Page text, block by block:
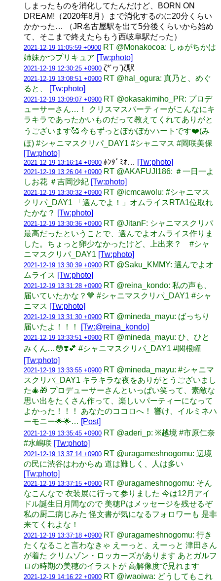
しまったものを消化してたんだけど、BORN ON
DREAM!（2020年8月）まで消化するのに20分くらい
かかった… （JR名古屋駅を出て5分後くらいから始め
て、そこまで終えたらもう西岐阜駅だった）
2021-12-19 11:05:59 +0900 RT @Monakocoa: しゅがちかは
姉妹かつプリキュア [Tw:photo]
2021-12-19 12:30:25 +0900 ζ*'ヮ')ζ駅
2021-12-19 13:08:51 +0900 RT @hal_ogura: 真乃と、めぐ
ると、
[Tw:photo]
2021-12-19 13:09:07 +0900 RT @okasakimiho_PR: プロデ
ューサーさん…！ クリスマスパーティーがこんなにキ
ラキラであったかいものだって教えてくれてありがと
うございます🥰 今もずっとぽかぽかハートです❤️(み
ほ) #シャニマスクリパ_DAY1 #シャニマス #岡咲美保
[Tw:photo]
2021-12-19 13:16:14 +0900 ﾎﾝﾀﾞﾐｵ… [Tw:photo]
2021-12-19 13:26:04 +0900 RT @AKAFUJI186: ＃一日一よ
しお花 ＃吉岡沙紀 [Tw:photo]
2021-12-19 13:30:32 +0900 RT @icmcawolu: #シャニマス
クリパ_DAY1 「選んでよ！」オムライスRTA1位取れ
たかな？ [Tw:photo]
2021-12-19 13:30:36 +0900 RT @JitanF: シャニマスクリパ
最高だったということで、選んでよオムライス作りま
した。ちょっと卵少なかったけど、上出来？ #シャ
ニマスクリパ_DAY1 [Tw:photo]
2021-12-19 13:30:39 +0900 RT @Saku_KMMY: 選んでよオ
ムライス [Tw:photo]
2021-12-19 13:31:28 +0900 RT @reina_kondo: 私の声も、
届いていたかな？💙 #シャニマスクリパ_DAY1 #シャ
ニマス [Tw:photo]
2021-12-19 13:31:30 +0900 RT @mineda_mayu: ばっちり
届いたよ！！！
[Tw:@reina_kondo]
2021-12-19 13:33:51 +0900 RT @mineda_mayu: ひ、ひと
みくん…😳❣️💕 #シャニマスクリパ_DAY1 #関根瞳
[Tw:photo]
2021-12-19 13:33:55 +0900 RT @mineda_mayu: #シャニマ
スクリパ_DAY1 キラキラな夜をありがとうございまし
た🎄🎁 プロデューサーさんといっぱい笑って、素敵な
思い出をたくさん作って、楽しいパーティーになって
よかった！！！ あなたのココロへ！ 響け、イルミネハ
ーモニー🌟🌟… [Post]
2021-12-19 13:35:45 +0900 RT @aderi_p: ※越境 #市原仁奈
#水嶋咲 [Tw:photo]
2021-12-19 13:37:14 +0900 RT @uragameshnogomu: 辺境
の民に渋谷はわからぬ 道は難しく、人は多い
[Tw:photo]
2021-12-19 13:37:15 +0900 RT @uragameshnogomu: そん
なこんなで 衣装展に行って参りました 今は12月アイ
ドル誕生日月間なので 美穂Pはメッセージを残せるぞ
私の厨二病じみた 怪文書が気になるフォロワーも 是非
来てくれよな！
2021-12-19 13:37:18 +0900 RT @uragameshnogomu: 行き
たくなること言わなきゃ えーっと、えーっと 津田さん
が着た クリムゾン・ロッカーズがあります あとガルフ
ロの時期の美穂のイラストが 高解像度で見れます
2021-12-19 14:16:22 +0900 RT @iwaoiwa: どうしてもこれ